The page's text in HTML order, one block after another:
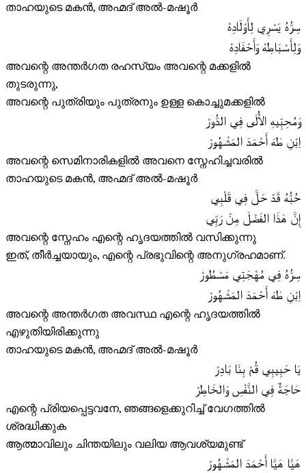
താഹയുടെ മകൻ, അഹ്മദ് അൽ-മഷൂർ
سِرُّهُ يَسْرِي لِأَوْلَادِهْ
وَلِأَسْبَاطِهْ وَأَحْفَادِهْ
അവന്റെ അന്തർഗത രഹസ്യം അവന്റെ മക്കളിൽ
തുടരുന്നു,
അവന്റെ പുത്രിയും പുത്രനും ഉള്ള കൊച്ചുമക്കളിൽ
وَمُحِبِّيهِ الأُلَى فِي الدُّورْ
اِبْنِ طٰهَ أَحْمَدَ المَشْهُورْ
അവന്റെ സെമിനാരികളിൽ അവനെ സ്നേഹിച്ചവരിൽ
താഹയുടെ മകൻ, അഹ്മദ് അൽ-മഷൂർ
حُبُّهُ قَدْ حَلَّ فِي قَلْبِي
إِنَّ هَذَا الفَضْلَ مِنْ رَبِّي
അവന്റെ സ്നേഹം എന്റെ ഹൃദയത്തിൽ വസിക്കുന്നു
ഇത്, തീർച്ചയായും, എന്റെ പ്രഭുവിന്റെ അനുഗ്രഹമാണ്.
سِرُّهُ فِي مُهْجَتِي مَسْطُورْ
اِبْنِ طٰهَ أَحْمَدَ المَشْهُورْ
അവന്റെ അന്തർഗത അവസ്ഥ എന്റെ ഹൃദയത്തിൽ
എഴുതിയിരിക്കുന്നു
താഹയുടെ മകൻ, അഹ്മദ് അൽ-മഷൂർ
يَا حَبِيبِي قُمْ بِنَا بَادِرْ
حَاجَةٌ فِي النَّفْسِ وَالخَاطِرْ
എന്റെ പ്രിയപ്പെട്ടവനേ, ഞങ്ങളെക്കുറിച്ച് വേഗത്തിൽ
ശ്രദ്ധിക്കുക
ആത്മാവിലും ചിന്തയിലും വലിയ ആവശ്യമുണ്ട്
هَيَّا هَيَّا أَحْمَدَ المَشْهُورْ